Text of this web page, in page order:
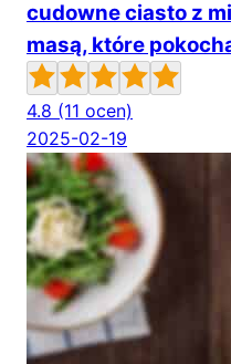
cudowne ciasto z
masą, które
4.8 (11 ocen)
2025-02-19